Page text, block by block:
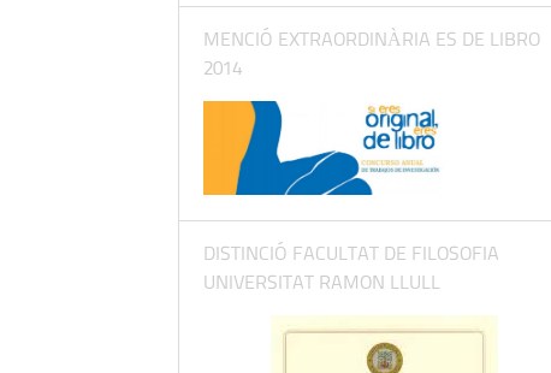
MENCIÓ EXTRAORDINÀRIA ES DE LIBRO
2014
DISTINCIÓ FACULTAT DE FILOSOFIA
UNIVERSITAT RAMON LLULL